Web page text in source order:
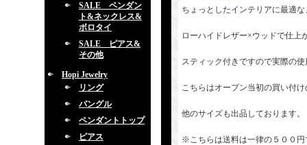
SALE ペンダン
ト&ネックレス&
ボロタイ
SALE ピアス&
その他
Hopi Jewelry
リング
バングル
ペンダントトップ
ピアス
ちょっとしたインテリアに最適
ローハイドレザー×ウッドで仕上
スティック付きですので実際の
こちらはオープン当初の買い付
他のサイズも出品しております。
※こちらは送料は一律の５００